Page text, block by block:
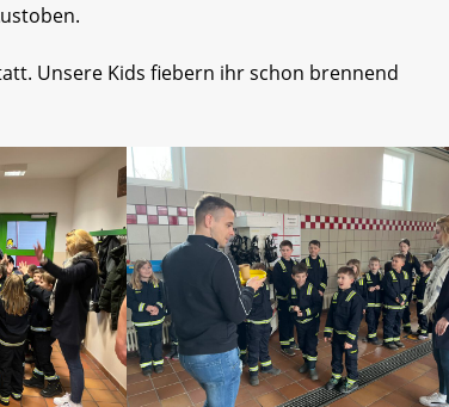
Unsere Kids fiebern ihr schon brennend